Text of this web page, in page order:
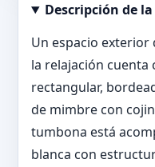
Abrir imagen
Descripción de la
Un espacio exterior
la relajación cuenta
rectangular,
de mimbre con
tumbona está
blanca con